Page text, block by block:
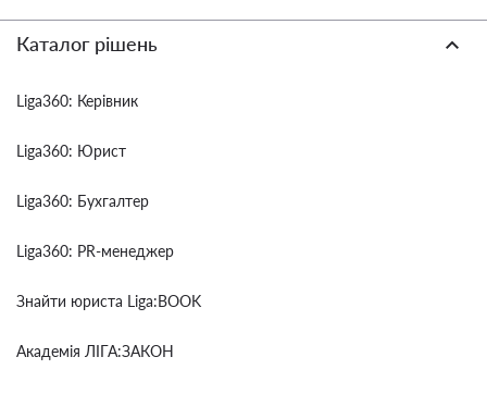
Каталог рішень
Liga360: Керівник
Liga360: Юрист
Liga360: Бухгалтер
Liga360: PR-менеджер
Знайти юриста Liga:BOOK
Академія ЛІГА:ЗАКОН